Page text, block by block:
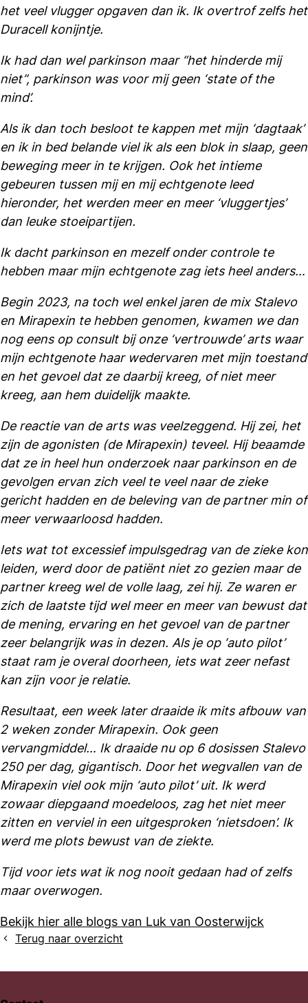
het veel vlugger opgaven dan ik. Ik overtrof zelfs het
Duracell konijntje.
Ik had dan wel parkinson maar “het hinderde mij
niet”, parkinson was voor mij geen ‘state of the
mind’.
Als ik dan toch besloot te kappen met mijn ‘dagtaak’
en ik in bed belande viel ik als een blok in slaap, geen
beweging meer in te krijgen. Ook het intieme
gebeuren tussen mij en mij echtgenote leed
hieronder, het werden meer en meer ‘vluggertjes’
dan leuke stoeipartijen.
Ik dacht parkinson en mezelf onder controle te
hebben maar mijn echtgenote zag iets heel anders…
Begin 2023, na toch wel enkel jaren de mix Stalevo
en Mirapexin te hebben genomen, kwamen we dan
nog eens op consult bij onze ‘vertrouwde’ arts waar
mijn echtgenote haar wedervaren met mijn toestand
en het gevoel dat ze daarbij kreeg, of niet meer
kreeg, aan hem duidelijk maakte.
De reactie van de arts was veelzeggend. Hij zei, het
zijn de agonisten (de Mirapexin) teveel. Hij beaamde
dat ze in heel hun onderzoek naar parkinson en de
gevolgen ervan zich veel te veel naar de zieke
gericht hadden en de beleving van de partner min of
meer verwaarloosd hadden.
Iets wat tot excessief impulsgedrag van de zieke kon
leiden, werd door de patiënt niet zo gezien maar de
partner kreeg wel de volle laag, zei hij. Ze waren er
zich de laatste tijd wel meer en meer van bewust dat
de mening, ervaring en het gevoel van de partner
zeer belangrijk was in dezen. Als je op ‘auto pilot’
staat ram je overal doorheen, iets wat zeer nefast
kan zijn voor je relatie.
Resultaat, een week later draaide ik mits afbouw van
2 weken zonder Mirapexin. Ook geen
vervangmiddel… Ik draaide nu op 6 dosissen Stalevo
250 per dag, gigantisch. Door het wegvallen van de
Mirapexin viel ook mijn ‘auto pilot’ uit. Ik werd
zowaar diepgaand moedeloos, zag het niet meer
zitten en verviel in een uitgesproken ‘nietsdoen’. Ik
werd me plots bewust van de ziekte.
Tijd voor iets wat ik nog nooit gedaan had of zelfs
maar overwogen.
Bekijk hier alle blogs van Luk van Oosterwijck
Terug naar overzicht